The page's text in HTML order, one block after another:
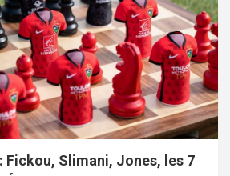
Fickou, Slimani, Jones, les 7